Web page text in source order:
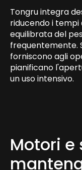
Tongru integra
riducendo i tempi
equilibrata del
frequentemente.
forniscono agli
pianificano
un uso intensivo.
Motori